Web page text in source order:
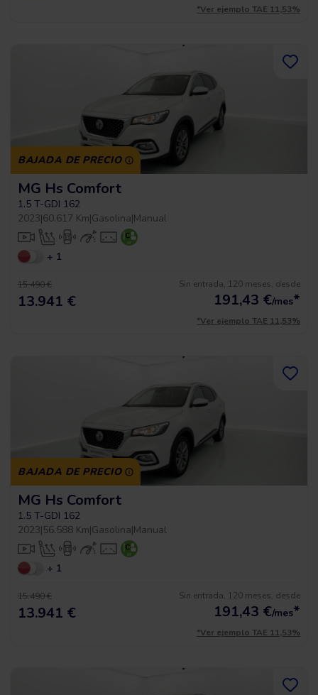
*Ver ejemplo TAE 11,53%
BAJADA DE PRECIO
MG Hs Comfort
1.5 T-GDI 162
2023|60.617 Km|Gasolina|Manual
+ 1
15.490 €
13.941 €
Sin entrada, 120 meses, desde
191,43 €/mes*
*Ver ejemplo TAE 11,53%
BAJADA DE PRECIO
MG Hs Comfort
1.5 T-GDI 162
2023|56.588 Km|Gasolina|Manual
+ 1
15.490 €
13.941 €
Sin entrada, 120 meses, desde
191,43 €/mes*
*Ver ejemplo TAE 11,53%